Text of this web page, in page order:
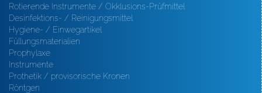
Rotierende Instrumente / Okklusions-Prüfmittel
Desinfektions- / Reinigungsmittel
Hygiene- / Einwegartikel
Füllungsmaterialien
Prophylaxe
Instrumente
Prothetik / provisorische Kronen
Röntgen